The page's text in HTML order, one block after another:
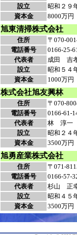
設立
昭和２９
資本金
8000万円
旭東清掃株式会社
住所
〒070-
電話番号
0166-25-
代表者
成田 吉
設立
昭和５４
資本金
1000万円
株式会社旭友興林
住所
〒070-
電話番号
0166-61-
代表者
林
淳一
設立
昭和２４
資本金
3500万円
旭勇産業株式会社
住所
〒071-
電話番号
0166-57-
代表者
杉山 正
設立
昭和４５
資本金
3500万円